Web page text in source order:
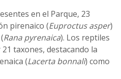
en el Parque, 23
pirenaico (Euproctus asper)
Rana pyrenaica). Los reptiles
taxones, destacando la
(Lacerta bonnali) como